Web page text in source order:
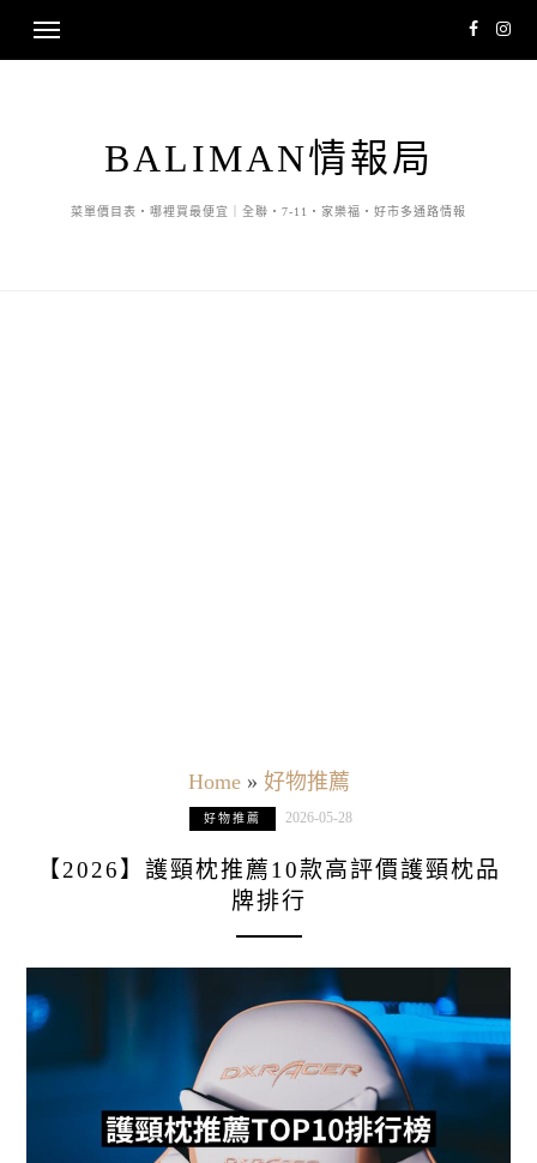
BALIMAN情報局
菜單價目表・哪裡買最便宜｜全聯・7-11・家樂福・好市多通路情報
Home» 好物推薦
好物推薦 2026-05-28
【2026】護頸枕推薦10款高評價護頸枕品
牌排行